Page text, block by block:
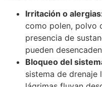
Irritación o
como polen, polvo
presencia de
pueden
Bloqueo del
sistema de drenaje